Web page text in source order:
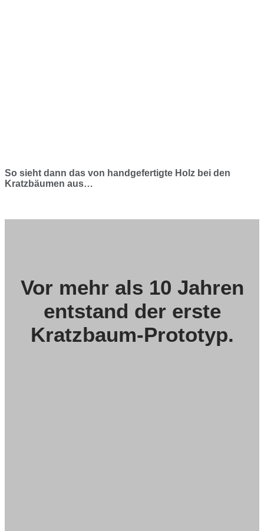
So sieht dann das von handgefertigte Holz bei den
Kratzbäumen aus…
Vor mehr als 10 Jahren
entstand der erste
Kratzbaum-Prototyp.